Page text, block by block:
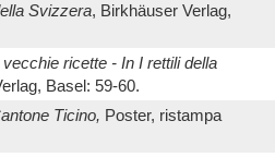
Svizzera, Birkhäuser Verlag,
ricette - In I rettili della
Basel: 59-60.
Ticino, Poster, ristampa